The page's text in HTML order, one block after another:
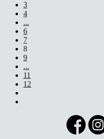
3
4
...
6
7
8
9
...
11
12